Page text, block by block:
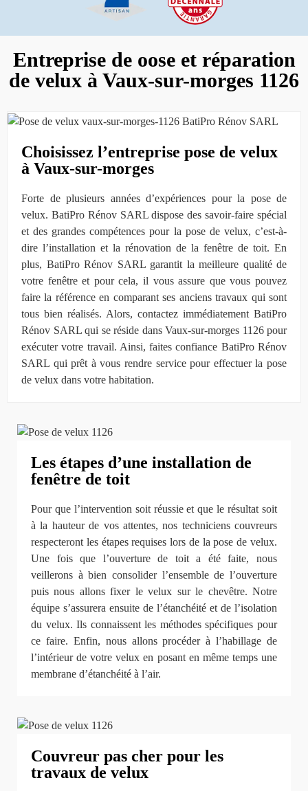
Entreprise de oose et réparation
de velux à Vaux-sur-morges 1126
Choisissez l’entreprise pose de velux
à Vaux-sur-morges
Forte de plusieurs années d’expériences pour la pose de
velux. BatiPro Rénov SARL dispose des savoir-faire spécial
et des grandes compétences pour la pose de velux, c’est-à-
dire l’installation et la rénovation de la fenêtre de toit. En
plus, BatiPro Rénov SARL garantit la meilleure qualité de
votre fenêtre et pour cela, il vous assure que vous pouvez
faire la référence en comparant ses anciens travaux qui sont
tous bien réalisés. Alors, contactez immédiatement BatiPro
Rénov SARL qui se réside dans Vaux-sur-morges 1126 pour
exécuter votre travail. Ainsi, faites confiance BatiPro Rénov
SARL qui prêt à vous rendre service pour effectuer la pose
de velux dans votre habitation.
Les étapes d’une installation de
fenêtre de toit
Pour que l’intervention soit réussie et que le résultat soit
à la hauteur de vos attentes, nos techniciens couvreurs
respecteront les étapes requises lors de la pose de velux.
Une fois que l’ouverture de toit a été faite, nous
veillerons à bien consolider l’ensemble de l’ouverture
puis nous allons fixer le velux sur le chevêtre. Notre
équipe s’assurera ensuite de l’étanchéité et de l’isolation
du velux. Ils connaissent les méthodes spécifiques pour
ce faire. Enfin, nous allons procéder à l’habillage de
l’intérieur de votre velux en posant en même temps une
membrane d’étanchéité à l’air.
Couvreur pas cher pour les
travaux de velux